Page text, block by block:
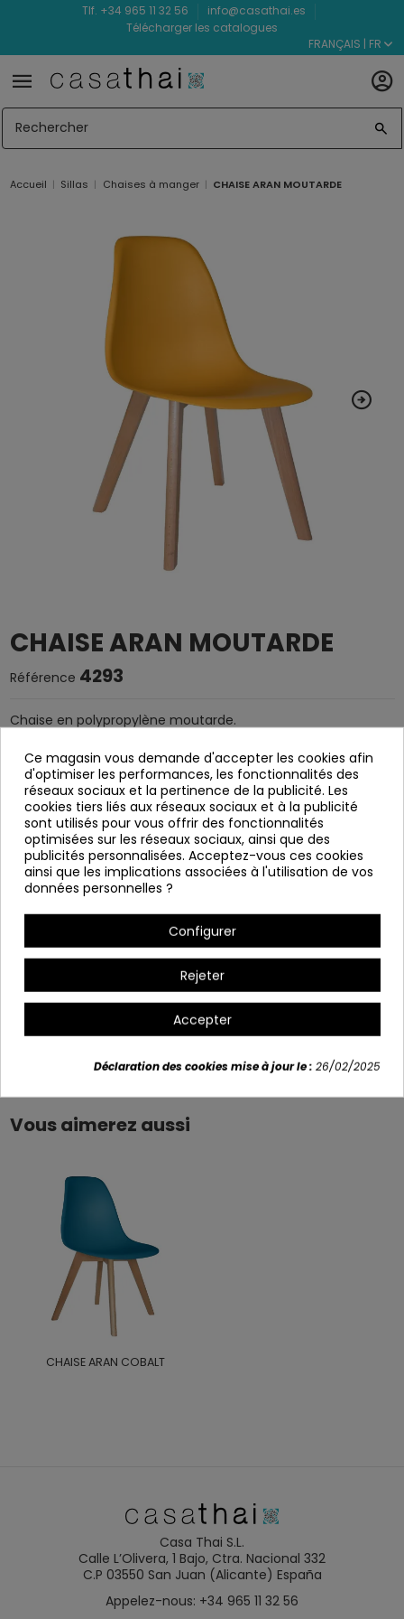
Tlf. +34 965 11 32 56
info@casathai.es
Télécharger les catalogues
FRANÇAIS | FR
Accueil Sillas Chaises à manger CHAISE ARAN MOUTARDE
CHAISE ARAN MOUTARDE
Référence 4293
Chaise en polypropylène moutarde.
Ça sert à démanteler.
Largeur: 49 cm
Hauteur: 83 cm
Profondeur : 50 cm
Hauteur du siège : 46 cm.
+3
Vous aimerez aussi
CHAISE ARAN COBALT
Casa Thai S.L.
Calle L’Olivera, 1 Bajo, Ctra. Nacional 332
C.P 03550 San Juan (Alicante) España
Appelez-nous: +34 965 11 32 56
Ce magasin vous demande d'accepter les cookies afin
d'optimiser les performances, les fonctionnalités des
réseaux sociaux et la pertinence de la publicité. Les
cookies tiers liés aux réseaux sociaux et à la publicité
sont utilisés pour vous offrir des fonctionnalités
optimisées sur les réseaux sociaux, ainsi que des
publicités personnalisées. Acceptez-vous ces cookies
ainsi que les implications associées à l'utilisation de vos
données personnelles ?
Configurer
Rejeter
Accepter
Déclaration des cookies mise à jour le :26/02/2025